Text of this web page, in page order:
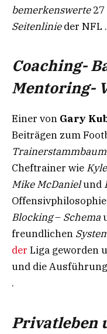
bemerkenswerte27
Seitenlinieder NFL .
Coaching-
Mentoring-
Einer von Gary
Beiträgen zum
Trainerstammbaum
Cheftrainer wie
Mike McDanielund
Blocking– Schema
freundlichen
der Liga geworden
und die
.
Privatleben